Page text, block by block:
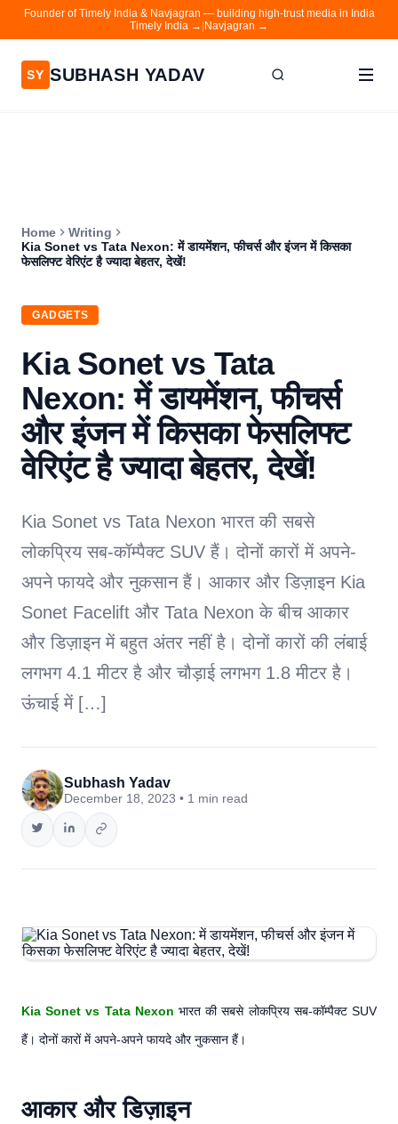
Founder of Timely India & Navjagran — building high-trust media in India
Timely India → Navjagran →
SY SUBHASH YADAV
Contact
Navjagran
Home
Writing
Kia Sonet vs Tata Nexon: में डायमेंशन, फीचर्स और इंजन में किसका
फेसलिफ्ट वेरिएंट है ज्यादा बेहतर, देखें!
GADGETS
Kia Sonet vs Tata
Nexon: में डायमेंशन, फीचर्स
और इंजन में किसका फेसलिफ्ट
वेरिएंट है ज्यादा बेहतर, देखें!
Kia Sonet vs Tata Nexon भारत की सबसे
लोकप्रिय सब-कॉम्पैक्ट SUV हैं। दोनों कारों में अपने-
अपने फायदे और नुकसान हैं। आकार और डिज़ाइन Kia
Sonet Facelift और Tata Nexon के बीच आकार
और डिज़ाइन में बहुत अंतर नहीं है। दोनों कारों की लंबाई
लगभग 4.1 मीटर है और चौड़ाई लगभग 1.8 मीटर है।
ऊंचाई में […]
Subhash Yadav
December 18, 2023 • 1 min read
Kia Sonet vs Tata Nexon भारत की सबसे लोकप्रिय सब-कॉम्पैक्ट SUV
हैं। दोनों कारों में अपने-अपने फायदे और नुकसान हैं।
आकार और डिज़ाइन